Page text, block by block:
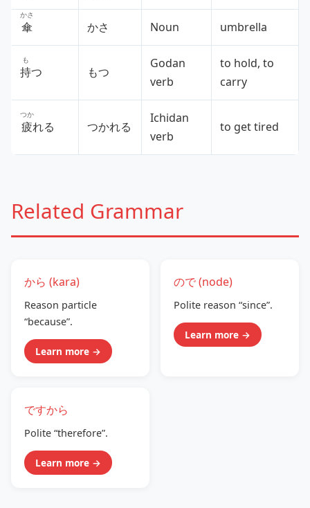
傘
かさ
かさ Noun umbrella
持
も
つ もつ
Godan
verb
to hold, to
carry
疲
つか
れる つかれる
Ichidan
verb
to get tired
Related Grammar
から (kara)
Reason particle
“because”.
Learn more →
ので (node)
Polite reason “since”.
Learn more →
ですから
Polite “therefore”.
Learn more →